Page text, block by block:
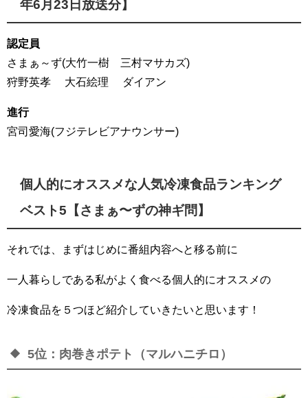
年6月23日放送分】
認定員
さまぁ～ず(大竹一樹 三村マサカズ)
狩野英孝 大石絵理 ダイアン
進行
宮司愛海(フジテレビアナウンサー)
個人的にオススメな人気冷凍食品ランキング
ベスト5【さまぁ〜ずの神ギ問】
それでは、まずはじめに番組内容へと移る前に
一人暮らしである私がよく食べる個人的にオススメの
冷凍食品を５つほど紹介していきたいと思います！
5位：肉巻きポテト（マルハニチロ）